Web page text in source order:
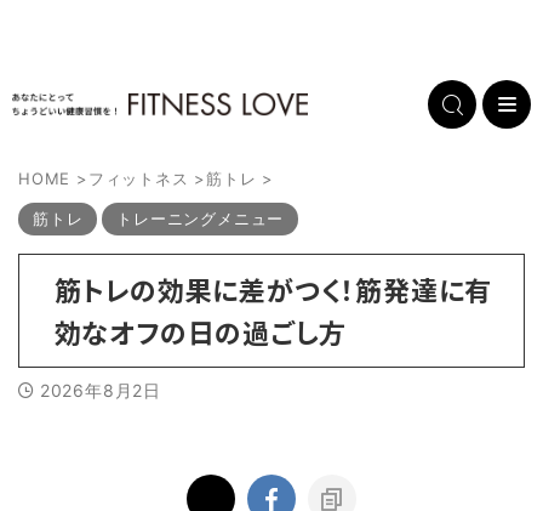
HOME >フィットネス >筋トレ >
筋トレ トレーニングメニュー
筋トレの効果に差がつく！筋発達に有
効なオフの日の過ごし方
2026年8月2日